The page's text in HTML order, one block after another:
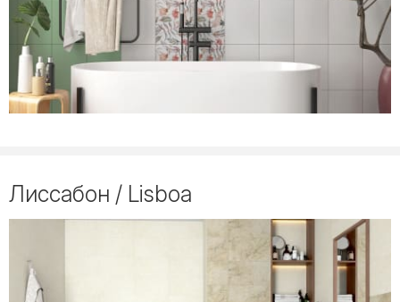
Лиссабон / Lisboa